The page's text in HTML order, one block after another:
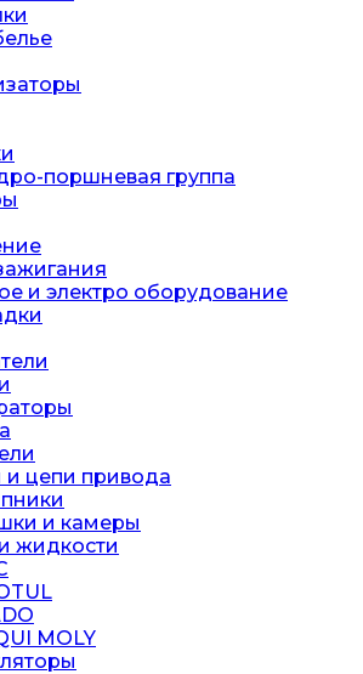
поршневая группа
и электро оборудование
и цепи привода
и камеры
жидкости
MOLY